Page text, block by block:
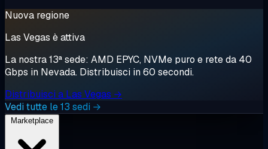
Nuova regione
Las Vegas è attiva
La nostra 13ª sede: AMD EPYC, NVMe puro e rete da 40
Gbps in Nevada. Distribuisci in 60 secondi.
Distribuisci a Las Vegas →
Vedi tutte le 13 sedi →